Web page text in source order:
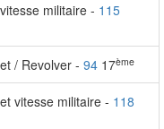
militaire - 115
/ Revolver - 94 17ème
vitesse militaire - 118